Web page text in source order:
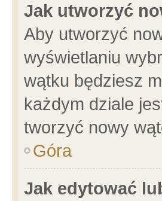
Jak utworzyć
Aby utworzyć
wyświetlaniu
wątku będziesz
każdym dziale
tworzyć nowy
Góra
Jak edytować